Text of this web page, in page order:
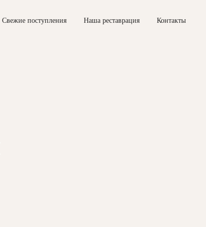
Свежие поступления Наша реставрация Контакты